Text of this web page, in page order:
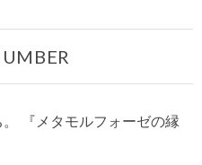
『メタモルフォーゼの縁